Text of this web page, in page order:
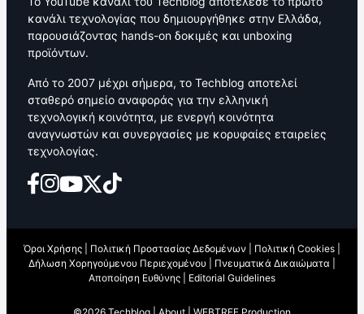
κανάλι τεχνολογίας που δημιουργήθηκε στην Ελλάδα,
παρουσιάζοντας hands-on δοκιμές και unboxing
προϊόντων.
Από το 2007 μέχρι σήμερα, το Techblog αποτελεί
σταθερό σημείο αναφοράς για την ελληνική
τεχνολογική κοινότητα, με ενεργή κοινότητα
αναγνωστών και συνεργασίες με κορυφαίες εταιρείες
τεχνολογίας.
Όροι Χρήσης Πολιτική Προστασίας Δεδομένων Πολιτική Cookies
Δήλωση Χορηγούμενου Περιεχομένου
Πνευματικά Δικαιώματα
Αποποίηση Ευθύνης
Editorial Guidelines